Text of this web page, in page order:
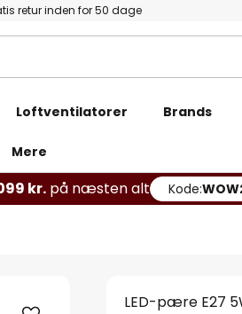
retur inden for 50 dage
Loftventilatorer Brands
Mere
kr. på næsten alt Kode:
LED-pære E27